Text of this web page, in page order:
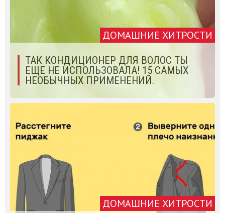
ДОМАШНИЕ ХИТРОСТИ
ТАК КОНДИЦИОНЕР ДЛЯ ВОЛОС ТЫ
ЕЩЕ НЕ ИСПОЛЬЗОВАЛА! 15 САМЫХ
НЕОБЫЧНЫХ ПРИМЕНЕНИЙ.
ДОМАШНИЕ ХИТРОСТИ